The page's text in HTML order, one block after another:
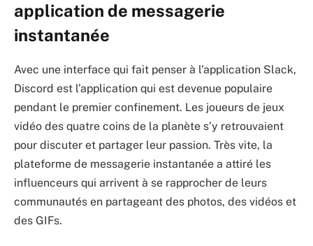
application de messagerie
instantanée
Avec une interface qui fait penser à l’application Slack,
Discord est l’application qui est devenue populaire
pendant le premier confinement. Les joueurs de jeux
vidéo des quatre coins de la planète s’y retrouvaient
pour discuter et partager leur passion. Très vite, la
plateforme de messagerie instantanée a attiré les
influenceurs qui arrivent à se rapprocher de leurs
communautés en partageant des photos, des vidéos et
des GIFs.